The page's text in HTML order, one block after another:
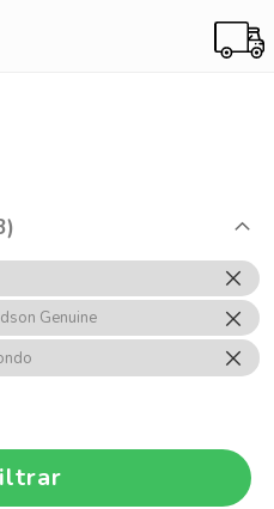
Esse
Item
Genuine
Esse
Item
Esse